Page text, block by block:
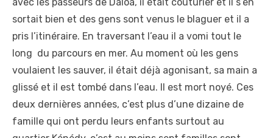
sortait bien et des gens sont venus le blaguer et il a
pris l’itinéraire. En traversant l’eau il a vomi tout le
long du parcours en mer. Au moment où les gens
voulaient les sauver, il était déjà agonisant, sa main a
glissé et il est tombé dans l’eau. Il est mort noyé. Ces
deux dernières années, c’est plus d’une dizaine de
famille qui ont perdu leurs enfants surtout au